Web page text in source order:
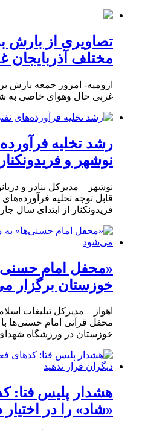
تصاویری از بارش
مختلف آذربایجان
ارومیه- امروز جمعه بارش
غربی حال وهوای خاصی به
رشد تخلیه
نوشهر و فریدونکنار
نوشهر – مدیرکل بنادر و
قابل توجه تخلیه
فریدونکنار از ابتدای سال
«محفل امام
خوزستان برگزار
اهواز – مدیرکل تبلیغات
محفل قرآنی امام حسنی‌ها
خوزستان در ورزشگاه شهدای
هشدار پلیس فتا:
«شاد» را در